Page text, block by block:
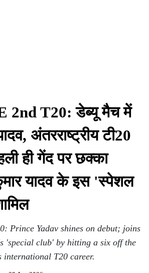
2nd T20: डेब्यू मैच में
अंतरराष्ट्रीय टी20
ही गेंद पर छक्का
यादव के इस 'स्पेशल
Prince Yadav shines on debut; joins
'special club' by hitting a six off the
T20 career.